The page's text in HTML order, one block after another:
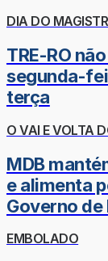
DIA DO
TRE-RO
segunda-
terça
O VAI E VOLTA
MDB
e alimenta
Governo de
EMBOLADO